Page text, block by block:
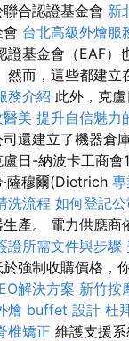
合認證基金會 新
台北高級外燴服
證基金會（EAF）
然而，這些都建
務介紹 此外，克
美 提升自信魅力
還建立了機器倉
日-納波卡工商會
薩穆爾(Dietrich
洗流程 如何登記
產。 電力供應商
證所需文件與步驟
強制收購價格，
解決方案 新竹按
燴 buffet 設計 杜
椎矯正 維護支援